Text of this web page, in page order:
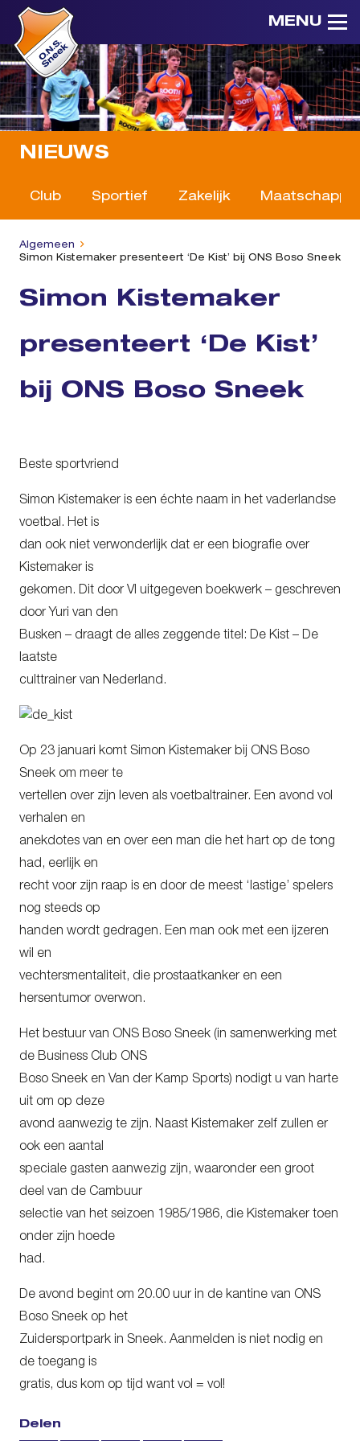
MENU
NIEUWS
Club Sportief Zakelijk
Algemeen
Simon Kistemaker presenteert ‘De Kist’ bij ONS Boso Sneek
Simon Kistemaker
presenteert ‘De Kist’
bij ONS Boso Sneek
Beste sportvriend
Simon Kistemaker is een échte naam in het vaderlandse
voetbal. Het is
dan ook niet verwonderlijk dat er een biografie over
Kistemaker is
gekomen. Dit door VI uitgegeven boekwerk – geschreven
door Yuri van den
Busken – draagt de alles zeggende titel: De Kist – De
laatste
culttrainer van Nederland.
Op 23 januari komt Simon Kistemaker bij ONS Boso
Sneek om meer te
vertellen over zijn leven als voetbaltrainer. Een avond vol
verhalen en
anekdotes van en over een man die het hart op de tong
had, eerlijk en
recht voor zijn raap is en door de meest ‘lastige’ spelers
nog steeds op
handen wordt gedragen. Een man ook met een ijzeren
wil en
vechtersmentaliteit, die prostaatkanker en een
hersentumor overwon.
Het bestuur van ONS Boso Sneek (in samenwerking met
de Business Club ONS
Boso Sneek en Van der Kamp Sports) nodigt u van harte
uit om op deze
avond aanwezig te zijn. Naast Kistemaker zelf zullen er
ook een aantal
speciale gasten aanwezig zijn, waaronder een groot
deel van de Cambuur
selectie van het seizoen 1985/1986, die Kistemaker toen
onder zijn hoede
had.
De avond begint om 20.00 uur in de kantine van ONS
Boso Sneek op het
Zuidersportpark in Sneek. Aanmelden is niet nodig en
de toegang is
gratis, dus kom op tijd want vol = vol!
Delen